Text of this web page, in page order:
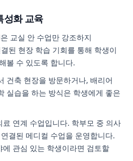
성화 교육
교실 안 수업만 강조하지
된 현장 학습 기회를 통해 학생이
볼 수 있도록 합니다.
건축 현장을 방문하거나, 배리어
실습을 하는 방식은 학생에게 좋은
연계 수업입니다. 학부모 중 의사
결된 메디컬 수업을 운영합니다.
관심 있는 학생이라면 검토할